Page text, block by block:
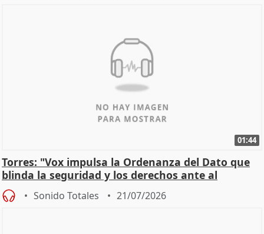
01:44
Torres: "Vox impulsa la Ordenanza del Dato que
blinda la seguridad y los derechos ante al
control"
Sonido Totales 21/07/2026